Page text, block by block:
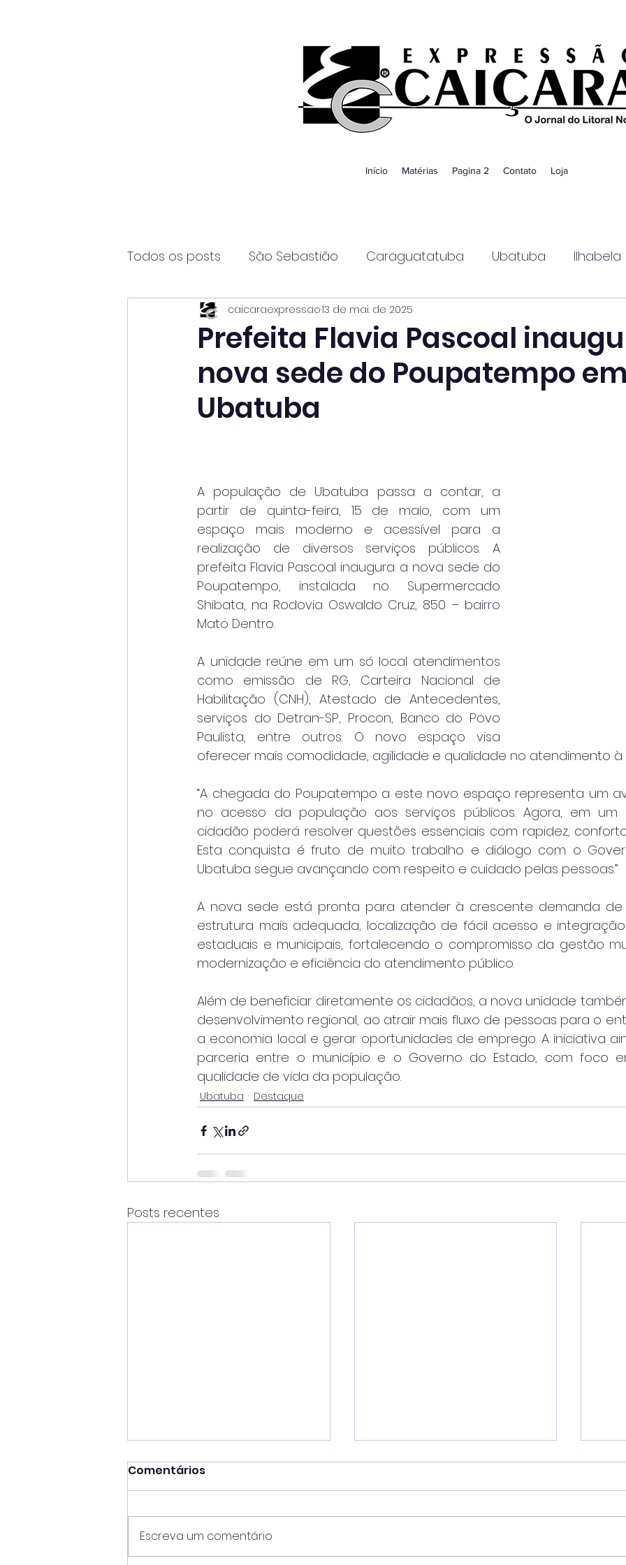
Início Matérias Pagina 2 Contato Loja
Todos os posts São Sebastião Caraguatatuba Ubatuba Ilhabela
Página2 Itanhaém Guaratinguetá
Prefeita Flavia Pascoal
nova sede do Poupatempo em
Ubatuba
caicaraexpressao13 de mai. de 2025
A população de Ubatuba passa a contar, a
partir de quinta-feira, 15 de maio, com um
espaço mais moderno e acessível para a
realização de diversos serviços públicos. A
prefeita Flavia Pascoal inaugura a nova sede do
Poupatempo, instalada no Supermercado
Shibata, na Rodovia Oswaldo Cruz, 850 – bairro
Mato Dentro.
A unidade reúne em um só local atendimentos
como emissão de RG, Carteira Nacional de
Habilitação (CNH), Atestado de Antecedentes,
serviços do Detran-SP, Procon, Banco do Povo
Paulista, entre outros. O novo espaço visa
oferecer mais comodidade, agilidade e qualidade no atendimento à
“A chegada do Poupatempo a este novo espaço representa um
no acesso da população aos serviços públicos. Agora, em um
cidadão poderá resolver questões essenciais com rapidez,
Esta conquista é fruto de muito trabalho e diálogo com o
Ubatuba segue avançando com respeito e cuidado pelas pessoas.”
A nova sede está pronta para atender à crescente demanda de
estrutura mais adequada, localização de fácil acesso e
estaduais e municipais, fortalecendo o compromisso da gestão
modernização e eficiência do atendimento público.
Além de beneficiar diretamente os cidadãos, a nova unidade
desenvolvimento regional, ao atrair mais fluxo de pessoas para o
a economia local e gerar oportunidades de emprego. A iniciativa
parceria entre o município e o Governo do Estado, com foco
qualidade de vida da população.
Ubatuba Destaque
Posts recentes
Comentários
Escreva um comentário